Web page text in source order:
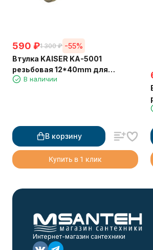
590 ₽1 300 ₽ -55%
Втулка KAISER KA-5001
резьбовая 12*40mm для
выпуска 3 1/2"х 40
В наличии
В корзину
Купить в 1 клик
Интернет-магазин сантехники